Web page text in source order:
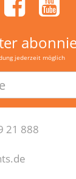
jederzeit möglich
21 888